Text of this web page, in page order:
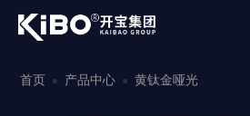
首页 产品中心 黄钛金哑光